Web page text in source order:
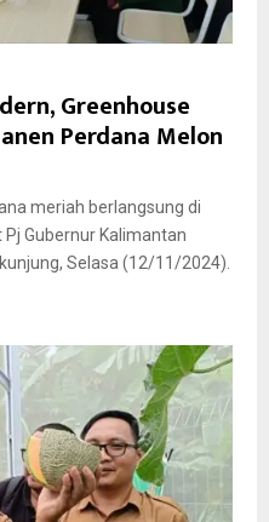
Greenhouse
Perdana Melon
meriah berlangsung di
Gubernur Kalimantan
Selasa (12/11/2024).